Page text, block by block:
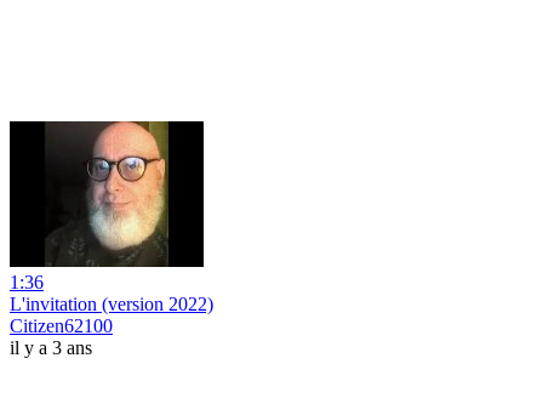
1:36
L'invitation (version 2022)
Citizen62100
il y a 3 ans